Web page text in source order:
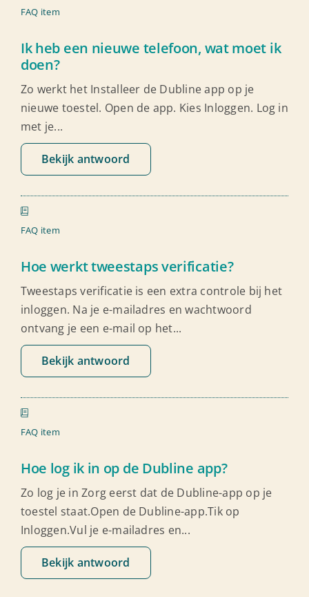
Ondersteuning
FAQ item
Ik heb een nieuwe telefoon, wat moet ik
doen?
Zo werkt het Installeer de Dubline app op je
nieuwe toestel. Open de app. Kies Inloggen. Log in
met je...
Bekijk antwoord
FAQ item
Hoe werkt tweestaps verificatie?
Tweestaps verificatie is een extra controle bij het
inloggen. Na je e-mailadres en wachtwoord
ontvang je een e-mail op het...
Bekijk antwoord
FAQ item
Hoe log ik in op de Dubline app?
Zo log je in Zorg eerst dat de Dubline-app op je
toestel staat.Open de Dubline-app.Tik op
Inloggen.Vul je e-mailadres en...
Bekijk antwoord